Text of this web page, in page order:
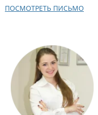
ПОСМОТРЕТЬ ПИСЬМО